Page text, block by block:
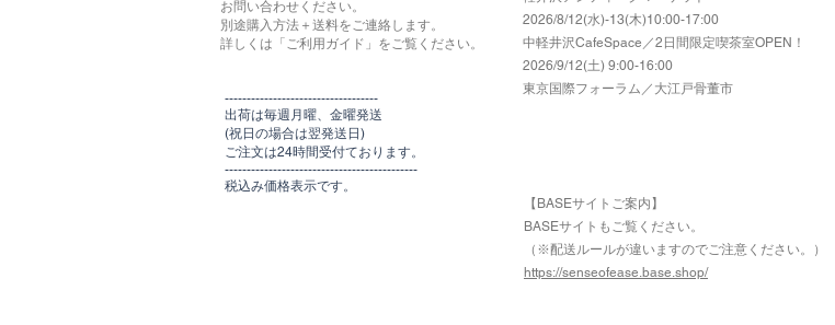
お問い合わせください。
別途購入方法＋送料をご連絡します。
​​詳しくは「ご利用ガイド」をご覧ください。
​-----------------------------------
出荷は毎週月曜、金曜発送
(祝日の場合は翌発送日)
ご注文は24時間受付ております​。
-------------------------------​-------​------
​税込み価格表示です。
2026/8/12(水)-13(木)10:00-17:00
​中軽井沢CafeSpace／2日間限定喫茶室OPEN！
2026/9/12(土) 9:00-16:00
東京国際フォーラム／大江戸骨董市
【BASEサイトご案内】
​BASEサイトもご覧ください。
（※配送ルールが違いますのでご注意ください。）
https://senseofease.base.shop/​